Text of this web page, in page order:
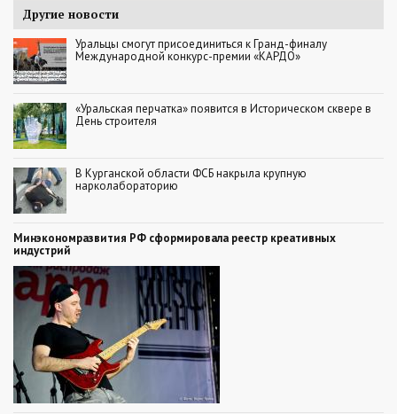
Другие новости
Уральцы смогут присоединиться к Гранд-финалу
Международной конкурс-премии «КАРДО»
«Уральская перчатка» появится в Историческом сквере в
День строителя
В Курганской области ФСБ накрыла крупную
нарколабораторию
Минэкономразвития РФ сформировала реестр креативных
индустрий